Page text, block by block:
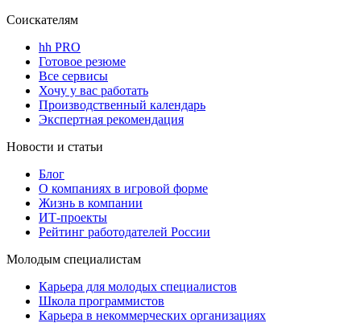
Соискателям
hh PRO
Готовое резюме
Все сервисы
Хочу у вас работать
Производственный календарь
Экспертная рекомендация
Новости и статьи
Блог
О компаниях в игровой форме
Жизнь в компании
ИТ-проекты
Рейтинг работодателей России
Молодым специалистам
Карьера для молодых специалистов
Школа программистов
Карьера в некоммерческих организациях